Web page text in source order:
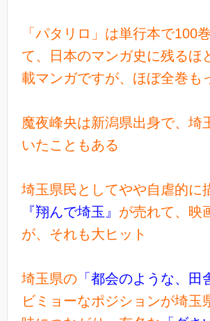
「パタリロ」は単行本で100
て、日本のマンガ史に残るほ
載マンガですが、ほぼ全巻も
魔夜峰央は新潟県出身で、埼
いたこともある
埼玉県民としてやや自虐的に
『翔んで埼玉』 が売れて、映
が、それも大ヒット
埼玉県の 「都会のような、田
ビミョーなポジションが埼玉